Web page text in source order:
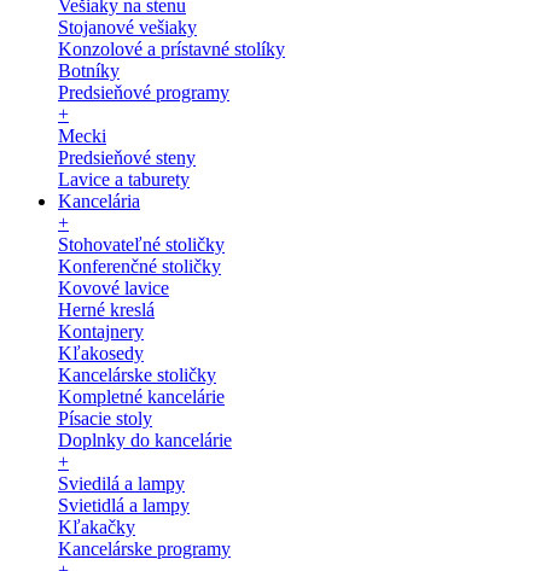
Vešiaky na stenu
Stojanové vešiaky
Konzolové a prístavné stolíky
Botníky
Predsieňové programy
+
Mecki
Predsieňové steny
Lavice a taburety
Kancelária
+
Stohovateľné stoličky
Konferenčné stoličky
Kovové lavice
Herné kreslá
Kontajnery
Kľakosedy
Kancelárske stoličky
Kompletné kancelárie
Písacie stoly
Doplnky do kancelárie
+
Sviedilá a lampy
Svietidlá a lampy
Kľakačky
Kancelárske programy